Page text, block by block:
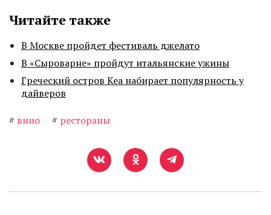
Читайте также
В Москве пройдет фестиваль джелато
В «Сыроварне» пройдут итальянские ужины
Греческий остров Кеа набирает популярность у
дайверов
# вино # рестораны